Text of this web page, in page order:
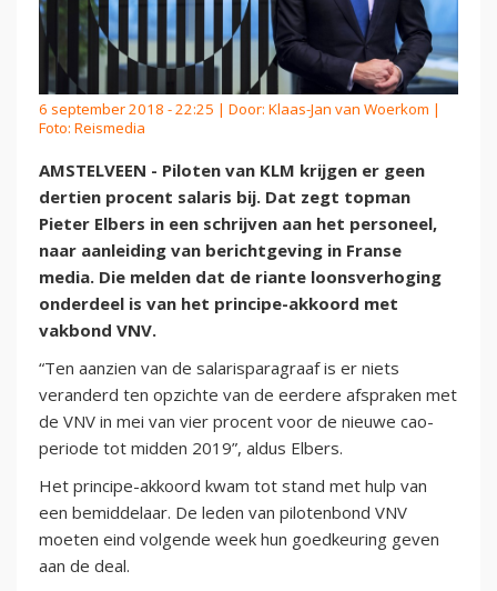
6 september 2018 - 22:25 | Door: Klaas-Jan van Woerkom |
Foto: Reismedia
AMSTELVEEN - Piloten van KLM krijgen er geen
dertien procent salaris bij. Dat zegt topman
Pieter Elbers in een schrijven aan het personeel,
naar aanleiding van berichtgeving in Franse
media. Die melden dat de riante loonsverhoging
onderdeel is van het principe-akkoord met
vakbond VNV.
“Ten aanzien van de salarisparagraaf is er niets
veranderd ten opzichte van de eerdere afspraken met
de VNV in mei van vier procent voor de nieuwe cao-
periode tot midden 2019”, aldus Elbers.
Het principe-akkoord kwam tot stand met hulp van
een bemiddelaar. De leden van pilotenbond VNV
moeten eind volgende week hun goedkeuring geven
aan de deal.